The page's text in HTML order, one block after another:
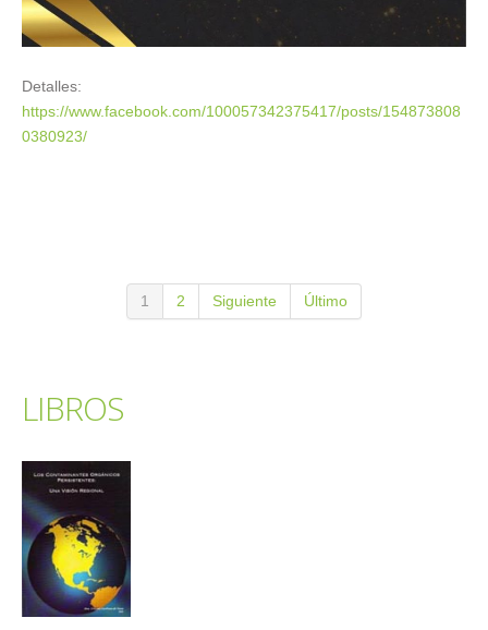
Detalles:
https://www.facebook.com/100057342375417/posts/154873808
0380923/
1 2 Siguiente Último
LIBROS